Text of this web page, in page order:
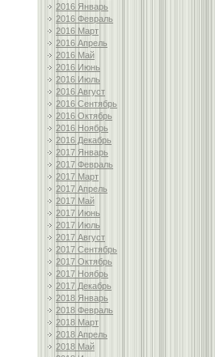
2016 Январь
2016 Февраль
2016 Март
2016 Апрель
2016 Май
2016 Июнь
2016 Июль
2016 Август
2016 Сентябрь
2016 Октябрь
2016 Ноябрь
2016 Декабрь
2017 Январь
2017 Февраль
2017 Март
2017 Апрель
2017 Май
2017 Июнь
2017 Июль
2017 Август
2017 Сентябрь
2017 Октябрь
2017 Ноябрь
2017 Декабрь
2018 Январь
2018 Февраль
2018 Март
2018 Апрель
2018 Май